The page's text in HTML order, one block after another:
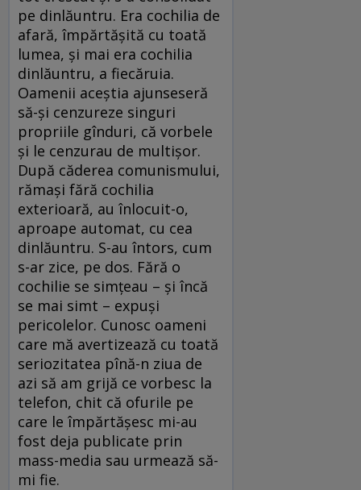
pe dinlăuntru. Era cochilia de
afară, împărtășită cu toată
lumea, și mai era cochilia
dinlăuntru, a fiecăruia.
Oamenii aceștia ajunseseră
să-și cenzureze singuri
propriile gînduri, că vorbele
și le cenzurau de multișor.
După căderea comunismului,
rămași fără cochilia
exterioară, au înlocuit-o,
aproape automat, cu cea
dinlăuntru. S-au întors, cum
s-ar zice, pe dos. Fără o
cochilie se simțeau – și încă
se mai simt – expuși
pericolelor. Cunosc oameni
care mă avertizează cu toată
seriozitatea pînă-n ziua de
azi să am grijă ce vorbesc la
telefon, chit că ofurile pe
care le împărtășesc mi-au
fost deja publicate prin
mass-media sau urmează să-
mi fie.